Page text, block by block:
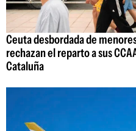
Ceuta desbordada de
rechazan el reparto a sus
Cataluña